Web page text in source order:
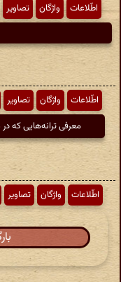
اطّلاعات واژگان تصاویر
اطّلاعات واژگان تصاویر
معرفی ترانه‌هایی که
اطّلاعات واژگان تصاویر